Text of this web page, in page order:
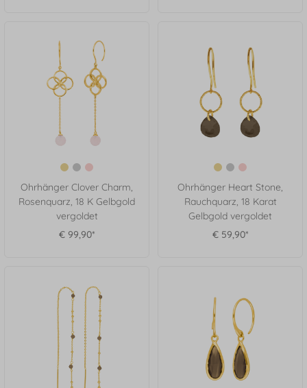
Ohrhänger Clover Charm,
Rosenquarz, 18 K Gelbgold
vergoldet
€ 99,90*
Ohrhänger Heart Stone,
Rauchquarz, 18 Karat
Gelbgold vergoldet
€ 59,90*